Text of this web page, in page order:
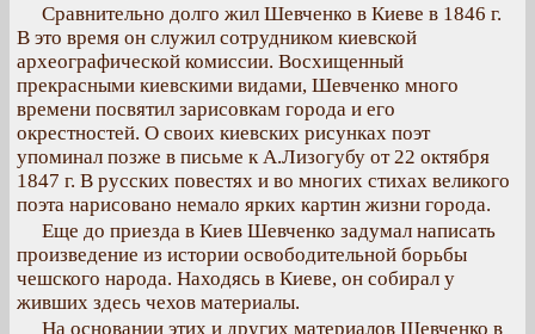
Сравнительно долго жил Шевченко в Киеве в 1846 г.
В это время он служил сотрудником киевской
археографической комиссии. Восхищенный
прекрасными киевскими видами, Шевченко много
времени посвятил зарисовкам города и его
окрестностей. О своих киевских рисунках поэт
упоминал позже в письме к А.Лизогубу от 22 октября
1847 г. В русских повестях и во многих стихах великого
поэта нарисовано немало ярких картин жизни города.
Еще до приезда в Киев Шевченко задумал написать
произведение из истории освободительной борьбы
чешского народа. Находясь в Киеве, он собирал у
живших здесь чехов материалы.
На основании этих и других материалов Шевченко в